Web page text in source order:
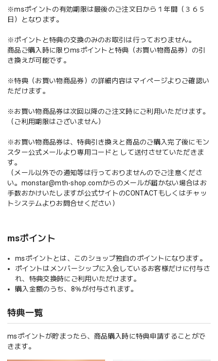
※msポイントの有効期限は最後のご注文日から１年間（３６５
日）となります。
※ポイントと特典の交換のみのお取引は行っておりません。
商品ご購入時に限りmsポイントと特典（お買い物商品券）の引
き換えが可能です。
※特典（お買い物商品券）の詳細内容はマイページよりご確認い
ただけます。
※お買い物商品券は次回以降のご注文時にご利用いただけます。
（ご利用期限はございません）
※お買い物商品券は、特典引き換えと商品のご購入完了後にモン
スター公式メールより専用コードと して送付させていただきま
す。
（メール以外での通知等は行っておりませんのでご注意くださ
い。 monstar@mth-shop.comからのメールが届かない場合はお
手数おかけいたしますが公式サイトのCONTACTもしくはチャッ
トシステムよりお問合せください）
msポイント
msポイントとは、このショップ独自のポイントになります。
ポイントはメンバーシップに入会しているお客様だけに付与さ
れ、特典交換時にご利用いただけます。
購入金額のうち、8％が付与されます。
特典一覧
msポイントが貯まったら、商品購入時に特典申請することがで
きます。